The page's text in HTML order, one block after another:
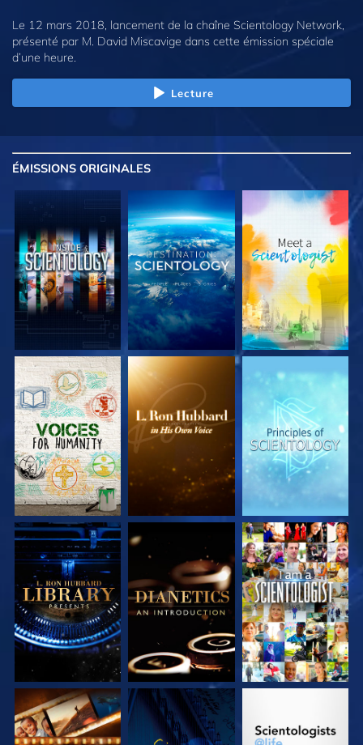
Le 12 mars 2018, lancement de la chaîne Scientology Network,
présenté par M. David Miscavige dans cette émission spéciale
d’une heure.
Lecture
ÉMISSIONS ORIGINALES
DÉCOUVRIR LES
SÉRIES
DÉCOUVRIR LES
SÉRIES
DÉCOUVRIR LES
SÉRIES
DÉCOUVRIR LES
SÉRIES
DÉCOUVRIR LES
SÉRIES
REGARDER
DÉCOUVRIR LES REGARDER DÉCOUVRIR LES